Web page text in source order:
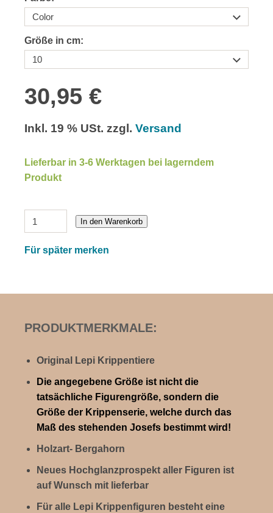
Größe in cm:
30,95 €
Inkl. 19 % USt. zzgl. Versand
Lieferbar in 3-6 Werktagen bei lagerndem
Produkt
In den Warenkorb
Für später merken
PRODUKTMERKMALE:
Original Lepi Krippentiere
Die angegebene Größe ist nicht die
tatsächliche Figurengröße, sondern die
Größe der Krippenserie, welche durch das
Maß des stehenden Josefs bestimmt wird!
Holzart- Bergahorn
Neues Hochglanzprospekt aller Figuren ist
auf Wunsch mit lieferbar
Für alle Lepi Krippenfiguren besteht eine